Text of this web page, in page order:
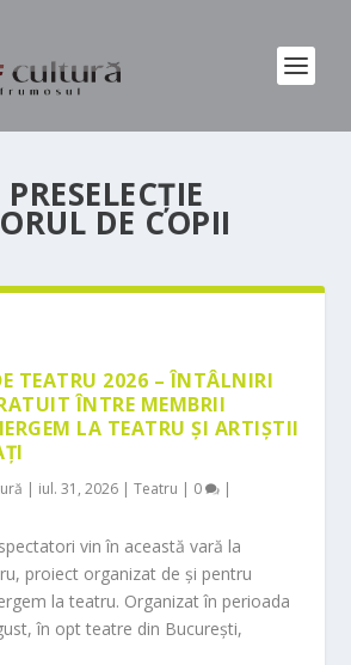
PRESELECȚIE
DE COPII
TEATRU 2026 – ÎNTÂLNIRI
ÎNTRE MEMBRII
LA TEATRU ȘI ARTIȘTII
| iul. 31, 2026 |Teatru | 0 |
vin în această vară la
proiect organizat de și pentru
la teatru. Organizat în perioada
în opt teatre din București,